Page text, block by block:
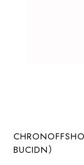
BUCIDN）